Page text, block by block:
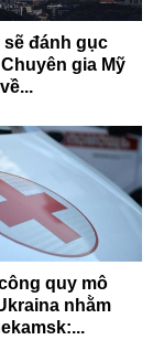
đánh gục
gia Mỹ
quy mô
nhằm